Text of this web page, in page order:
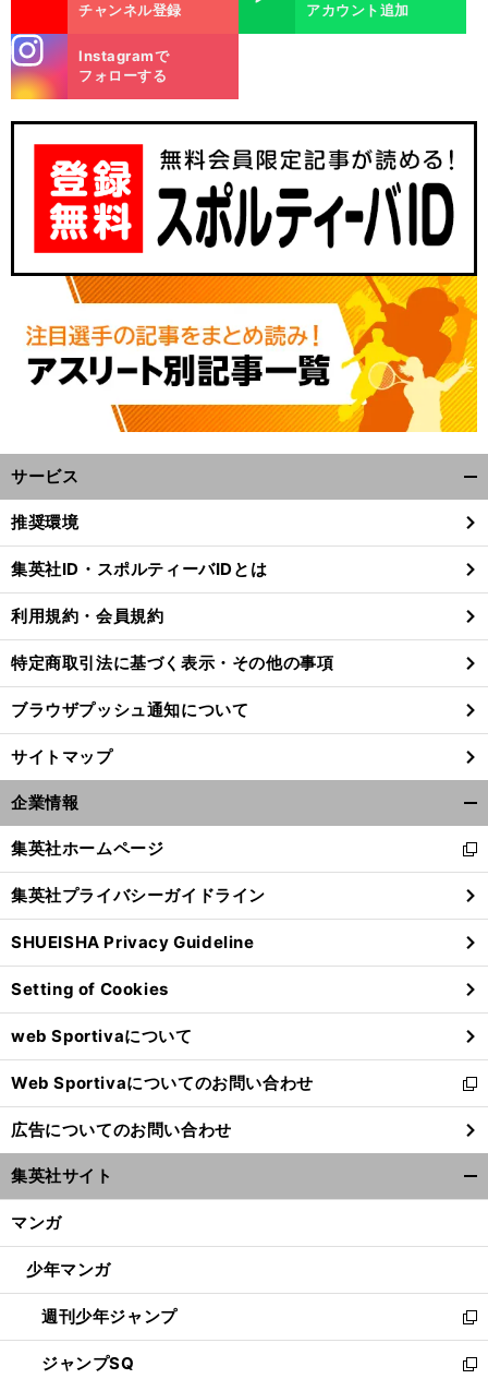
チャンネル登録
アカウント追加
m
Instagramで
フォローする
サービス
閉
る
推奨環境
集英社ID・スポルティーバIDとは
利用規約・会員規約
特定商取引法に基づく表示・その他の事項
ブラウザプッシュ通知について
サイトマップ
企業情報
閉
る
集英社ホームページ
新
し
い
ウ
ィ
ン
ド
ウ
で
開
く
集英社プライバシーガイドライン
SHUEISHA Privacy Guideline
Setting of Cookies
web Sportivaについて
Web Sportivaについてのお問い合わせ
新
し
い
ウ
ィ
ン
ウ
開
く
広告についてのお問い合わせ
集英社サイト
マンガ
少年マンガ
週刊少年ジャンプ
新
し
い
ジャンプSQ
新